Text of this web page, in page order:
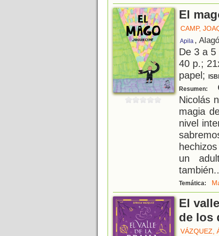
El
CAMP,
Apila ,
De 3 a
40 p.;
papel;
Resumen:
Nicolás
magia
nivel
un
también
Temática:
El
de los
VÁZQUEZ,